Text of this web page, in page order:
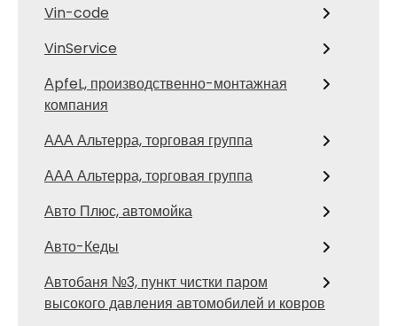
Vin-code
VinService
АpfeL, производственно-монтажная
компания
ААА Альтерра, торговая группа
ААА Альтерра, торговая группа
Авто Плюс, автомойка
Авто-Кеды
Автобаня №3, пункт чистки паром
высокого давления автомобилей и ковров